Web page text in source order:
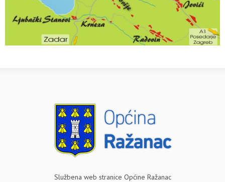
Službena web stranice Općine Ražanac